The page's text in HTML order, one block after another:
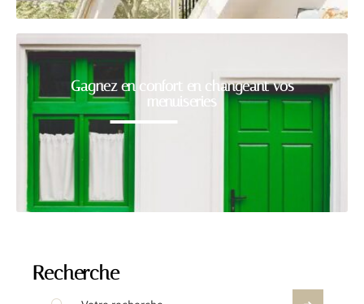
Gagnez en confort en changeant vos
menuiseries
Recherche